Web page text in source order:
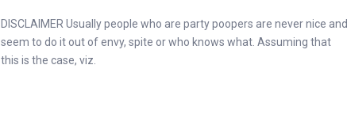
DISCLAIMER Usually people who are party poopers are never nice and
seem to do it out of envy, spite or who knows what. Assuming that
this is the case, viz.